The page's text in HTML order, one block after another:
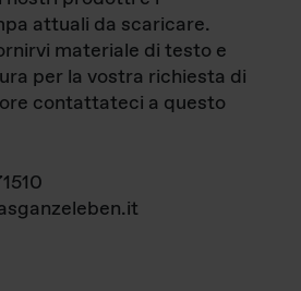
attuali da scaricare.
materiale di testo e
per la vostra richiesta di
contattateci a questo